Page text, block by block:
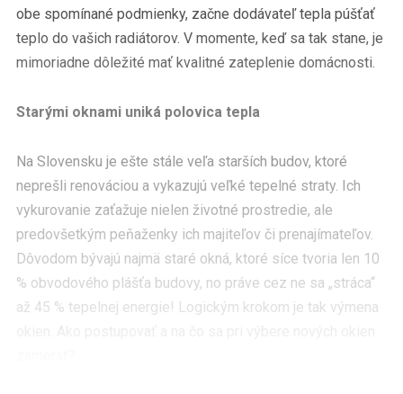
obe spomínané podmienky, začne dodávateľ tepla púšťať
teplo do vašich radiátorov. V momente, keď sa tak stane, je
mimoriadne dôležité mať kvalitné zateplenie domácnosti.
Starými oknami uniká polovica tepla
Na Slovensku je ešte stále veľa starších budov, ktoré
neprešli renováciou a vykazujú veľké tepelné straty. Ich
vykurovanie zaťažuje nielen životné prostredie, ale
predovšetkým peňaženky ich majiteľov či prenajímateľov.
Dôvodom bývajú najmä staré okná, ktoré síce tvoria len 10
% obvodového plášťa budovy, no práve cez ne sa „stráca“
až 45 % tepelnej energie! Logickým krokom je tak výmena